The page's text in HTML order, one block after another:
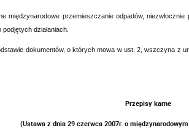
międzynarodowe przemieszczanieodpadów,
działaniach.
dokumentów, o których mowa w ust. 2, wszczyna z
Przepisy karne
(Ustawa z dnia 29 czerwca 2007r. o